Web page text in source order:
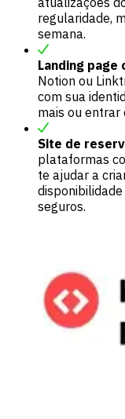
regularidade,
semana.
Landing page
Notion ou
com sua
mais ou entrar
Site de
plataformas
te ajudar a
seguros.